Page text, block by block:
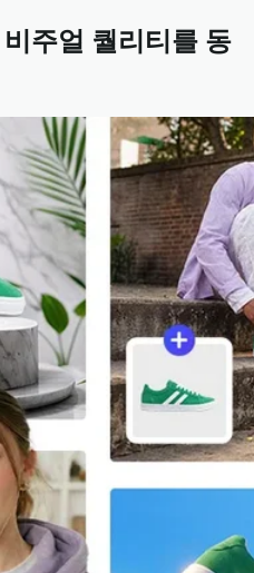
주얼 퀄리티를 동